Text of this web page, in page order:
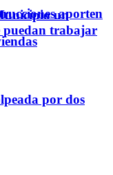
aporten
un
puedan trabajar
por dos